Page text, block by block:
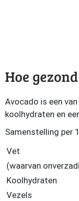
Hoe
Avocado is een
koolhydraten en
Samenstelling per
Vet
(waarvan
Koolhydraten
Vezels